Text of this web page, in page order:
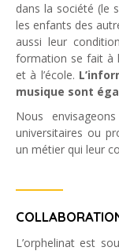
dans la société (le
les enfants des
aussi leur
formation se fait à
et à l’école.
musique sont
Nous
universitaires ou
un métier qui leur
L’orphelinat est